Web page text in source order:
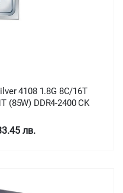
(85W) DDR4-2400 CK
лв.